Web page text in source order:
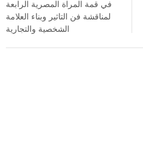
في قمة المراة المصرية الرابعة
لمناقشة فن التاثير وبناء العلامة
الشخصية والتجارية